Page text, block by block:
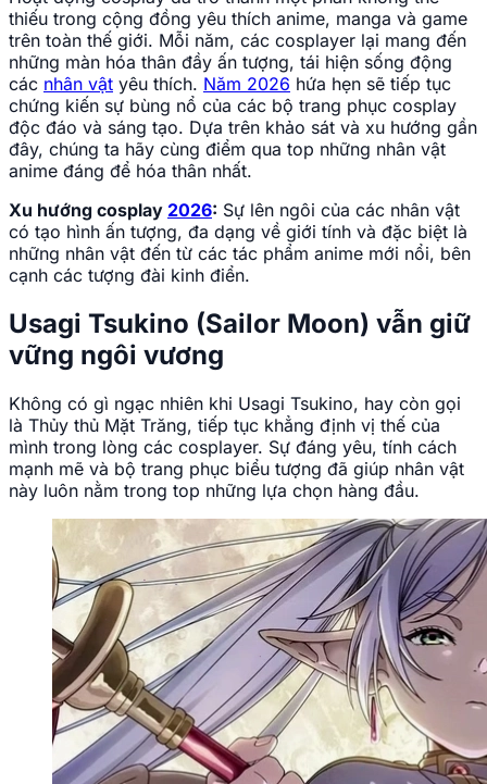
thiếu trong cộng đồng yêu thích anime, manga và game
trên toàn thế giới. Mỗi năm, các cosplayer lại mang đến
những màn hóa thân đầy ấn tượng, tái hiện sống động
các nhân vật yêu thích. Năm 2026 hứa hẹn sẽ tiếp tục
chứng kiến sự bùng nổ của các bộ trang phục cosplay
độc đáo và sáng tạo. Dựa trên khảo sát và xu hướng gần
đây, chúng ta hãy cùng điểm qua top những nhân vật
anime đáng để hóa thân nhất.
Xu hướng cosplay 2026: Sự lên ngôi của các nhân vật
có tạo hình ấn tượng, đa dạng về giới tính và đặc biệt là
những nhân vật đến từ các tác phẩm anime mới nổi, bên
cạnh các tượng đài kinh điển.
Usagi Tsukino (Sailor Moon) vẫn giữ
vững ngôi vương
Không có gì ngạc nhiên khi Usagi Tsukino, hay còn gọi
là Thủy thủ Mặt Trăng, tiếp tục khẳng định vị thế của
mình trong lòng các cosplayer. Sự đáng yêu, tính cách
mạnh mẽ và bộ trang phục biểu tượng đã giúp nhân vật
này luôn nằm trong top những lựa chọn hàng đầu.